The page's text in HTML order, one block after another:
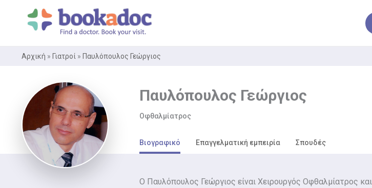
περιεχόμενο
Αρχική » Γιατροί » Παυλόπουλος Γεώργιος
Παυλόπουλος Γεώργιος
Οφθαλμίατρος
Βιογραφικό Επαγγελματική εμπειρία Σπουδές
Ο Παυλόπουλος Γεώργιος είναι Χειρουργός Οφθαλμίατρος και